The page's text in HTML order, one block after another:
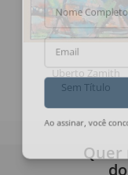
Uberto Zamith
Sem Título
Nome Completo
Email
Quer